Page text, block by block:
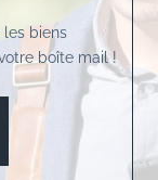
les biens
boîte mail !